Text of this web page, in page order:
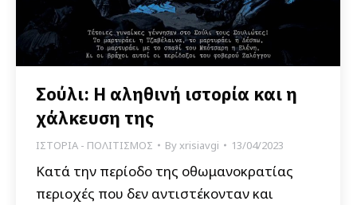
Σούλι: Η αληθινή ιστορία και η
χάλκευση της
ΙΣΤΟΡΙΑ - ΠΟΛΙΤΙΣΜΟΣ Byxrisiavgi 13/04/2023
Κατά την περίοδο της οθωμανοκρατίας
περιοχές που δεν αντιστέκονταν και